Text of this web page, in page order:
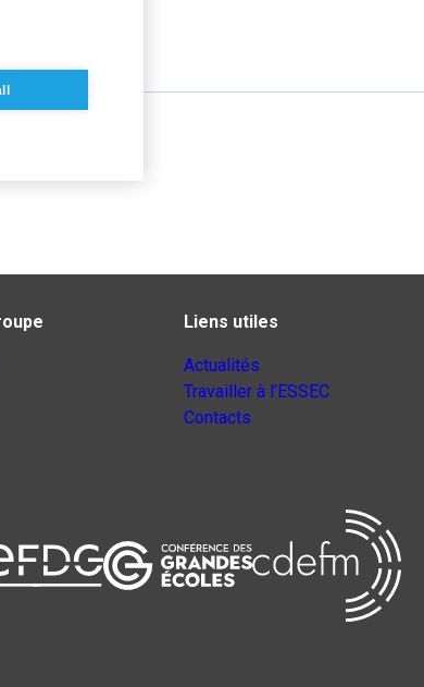
Liens utiles
Actualités
Travailler à l’ESSEC
Contacts